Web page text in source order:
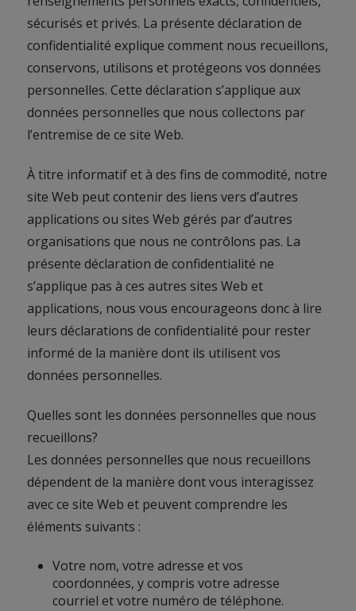
sécurisés et privés. La présente déclaration de
confidentialité explique comment nous recueillons,
conservons, utilisons et protégeons vos données
personnelles. Cette déclaration s’applique aux
données personnelles que nous collectons par
l’entremise de ce site Web.
À titre informatif et à des fins de commodité, notre
site Web peut contenir des liens vers d’autres
applications ou sites Web gérés par d’autres
organisations que nous ne contrôlons pas. La
présente déclaration de confidentialité ne
s’applique pas à ces autres sites Web et
applications, nous vous encourageons donc à lire
leurs déclarations de confidentialité pour rester
informé de la manière dont ils utilisent vos
données personnelles.
Quelles sont les données personnelles que nous
recueillons?
Les données personnelles que nous recueillons
dépendent de la manière dont vous interagissez
avec ce site Web et peuvent comprendre les
éléments suivants :
Votre nom, votre adresse et vos
coordonnées, y compris votre adresse
courriel et votre numéro de téléphone.